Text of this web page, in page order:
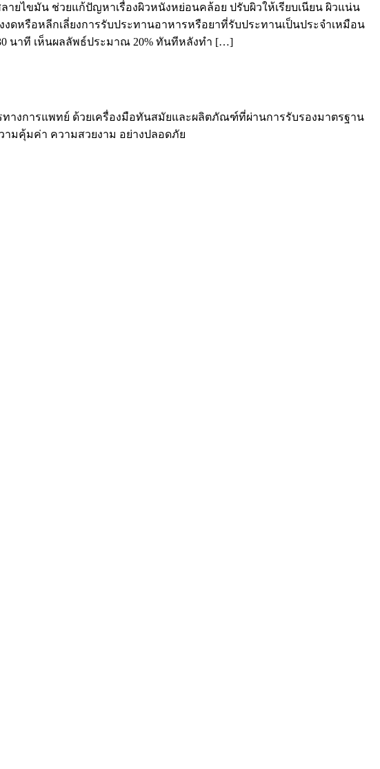
ายไขมัน ช่วยแก้ปัญหาเรื่องผิวหนังหย่อนคล้อย ปรับผิวให้เรียบเนียน ผิวแน่น
ดหรือหลีกเลี่ยงการรับประทานอาหารหรือยาที่รับประทานเป็นประจำเหมือน
นาที เห็นผลลัพธ์ประมาณ 20% ทันทีหลังทำ […]
างการแพทย์ ด้วยเครื่องมือทันสมัยและผลิตภัณฑ์ที่ผ่านการรับรองมาตรฐาน
ามคุ้มค่า ความสวยงาม อย่างปลอดภัย